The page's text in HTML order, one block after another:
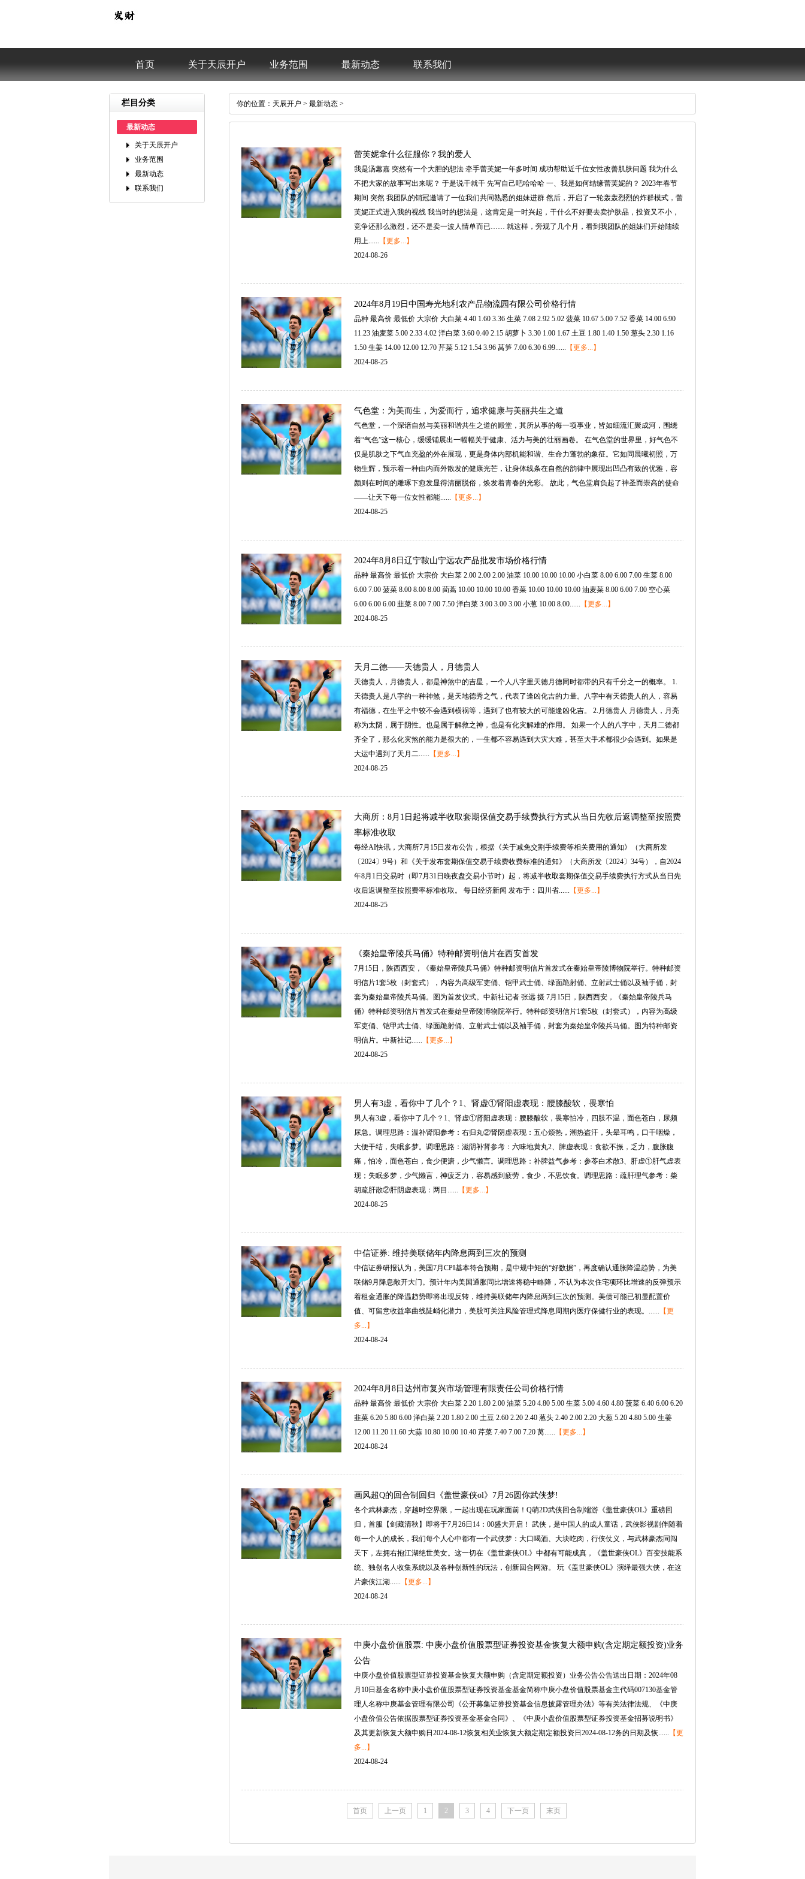
首页 关于天辰开户 业务范围 最新动态 联系我们
栏目分类
最新动态
关于天辰开户
业务范围
最新动态
联系我们
你的位置： 天辰开户 > 最新动态 >
蕾芙妮拿什么征服你？我的爱人
我是汤蕙嘉突然有一个大胆的想法牵手蕾芙妮一年多时间成功帮助近千位女性改善肌肤问题我为什么
不把大家的故事写出来呢？于是说干就干先写自己吧哈哈哈一、我是如何结缘蕾芙妮的？2023年春节
期间突然我团队的销冠邀请了一位我们共同熟悉的姐妹进群然后，开启了一轮轰轰烈烈的炸群模式，蕾
芙妮正式进入我的视线我当时的想法是，这肯定是一时兴起，干什么不好要去卖护肤品，投资又不小，
竞争还那么激烈，还不是卖一波人情单而已……就这样，旁观了几个月，看到我团队的姐妹们开始陆续
用上...... 【更多...】
2024-08-26
2024年8月19日中国寿光地利农产品物流园有限公司价格行情
品种最高价最低价大宗价大白菜4.401.603.36生菜7.082.925.02菠菜10.675.007.52香菜14.006.90
11.23油麦菜5.002.334.02洋白菜3.600.402.15胡萝卜3.301.001.67土豆1.801.401.50葱头2.301.16
1.50生姜14.0012.0012.70芹菜5.121.543.96莴笋7.006.306.99...... 【更多...】
2024-08-25
气色堂：为美而生，为爱而行，追求健康与美丽共生之道
气色堂，一个深谙自然与美丽和谐共生之道的殿堂，其所从事的每一项事业，皆如细流汇聚成河，围绕
着“气色”这一核心，缓缓铺展出一幅幅关于健康、活力与美的壮丽画卷。在气色堂的世界里，好气色不
仅是肌肤之下气血充盈的外在展现，更是身体内部机能和谐、生命力蓬勃的象征。它如同晨曦初照，万
物生辉，预示着一种由内而外散发的健康光芒，让身体线条在自然的韵律中展现出凹凸有致的优雅，容
颜则在时间的雕琢下愈发显得清丽脱俗，焕发着青春的光彩。故此，气色堂肩负起了神圣而崇高的使命
——让天下每一位女性都能...... 【更多...】
2024-08-25
2024年8月8日辽宁鞍山宁远农产品批发市场价格行情
品种最高价最低价大宗价大白菜2.002.002.00油菜10.0010.0010.00小白菜8.006.007.00生菜8.00
6.007.00菠菜8.008.008.00茼蒿10.0010.0010.00香菜10.0010.0010.00油麦菜8.006.007.00空心菜
6.006.006.00韭菜8.007.007.50洋白菜3.003.003.00小葱10.008.00...... 【更多...】
2024-08-25
天月二德——天德贵人，月德贵人
天德贵人，月德贵人，都是神煞中的吉星，一个人八字里天德月德同时都带的只有千分之一的概率。1.
天德贵人是八字的一种神煞，是天地德秀之气，代表了逢凶化吉的力量。八字中有天德贵人的人，容易
有福德，在生平之中较不会遇到横祸等，遇到了也有较大的可能逢凶化吉。2.月德贵人月德贵人，月亮
称为太阴，属于阴性。也是属于解救之神，也是有化灾解难的作用。如果一个人的八字中，天月二德都
齐全了，那么化灾煞的能力是很大的，一生都不容易遇到大灾大难，甚至大手术都很少会遇到。如果是
大运中遇到了天月二...... 【更多...】
2024-08-25
大商所：8月1日起将减半收取套期保值交易手续费执行方式从当日先收后返调整至按照费
率标准收取
每经AI快讯，大商所7月15日发布公告，根据《关于减免交割手续费等相关费用的通知》（大商所发
〔2024〕9号）和《关于发布套期保值交易手续费收费标准的通知》（大商所发〔2024〕34号），自2024
年8月1日交易时（即7月31日晚夜盘交易小节时）起，将减半收取套期保值交易手续费执行方式从当日先
收后返调整至按照费率标准收取。每日经济新闻发布于：四川省...... 【更多...】
2024-08-25
《秦始皇帝陵兵马俑》特种邮资明信片在西安首发
7月15日，陕西西安，《秦始皇帝陵兵马俑》特种邮资明信片首发式在秦始皇帝陵博物院举行。特种邮资
明信片1套5枚（封套式），内容为高级军吏俑、铠甲武士俑、绿面跪射俑、立射武士俑以及袖手俑，封
套为秦始皇帝陵兵马俑。图为首发仪式。中新社记者张远摄7月15日，陕西西安，《秦始皇帝陵兵马
俑》特种邮资明信片首发式在秦始皇帝陵博物院举行。特种邮资明信片1套5枚（封套式），内容为高级
军吏俑、铠甲武士俑、绿面跪射俑、立射武士俑以及袖手俑，封套为秦始皇帝陵兵马俑。图为特种邮资
明信片。中新社记...... 【更多...】
2024-08-25
男人有3虚，看你中了几个？1、肾虚①肾阳虚表现：腰膝酸软，畏寒怕
男人有3虚，看你中了几个？1、肾虚①肾阳虚表现：腰膝酸软，畏寒怕冷，四肢不温，面色苍白，尿频
尿急。调理思路：温补肾阳参考：右归丸②肾阴虚表现：五心烦热，潮热盗汗，头晕耳鸣，口干咽燥，
大便干结，失眠多梦。调理思路：滋阴补肾参考：六味地黄丸2、脾虚表现：食欲不振，乏力，腹胀腹
痛，怕冷，面色苍白，食少便溏，少气懒言。调理思路：补脾益气参考：参苓白术散3、肝虚①肝气虚表
现；失眠多梦，少气懒言，神疲乏力，容易感到疲劳，食少，不思饮食。调理思路：疏肝理气参考：柴
胡疏肝散②肝阴虚表现：两目...... 【更多...】
2024-08-25
中信证券:维持美联储年内降息两到三次的预测
中信证券研报认为，美国7月CPI基本符合预期，是中规中矩的“好数据”，再度确认通胀降温趋势，为美
联储9月降息敞开大门。预计年内美国通胀同比增速将稳中略降，不认为本次住宅项环比增速的反弹预示
着租金通胀的降温趋势即将出现反转，维持美联储年内降息两到三次的预测。美债可能已初显配置价
值、可留意收益率曲线陡峭化潜力，美股可关注风险管理式降息周期内医疗保健行业的表现。...... 【更
多...】
2024-08-24
2024年8月8日达州市复兴市场管理有限责任公司价格行情
品种最高价最低价大宗价大白菜2.201.802.00油菜5.204.805.00生菜5.004.604.80菠菜6.406.006.20
韭菜6.205.806.00洋白菜2.201.802.00土豆2.602.202.40葱头2.402.002.20大葱5.204.805.00生姜
12.0011.2011.60大蒜10.8010.0010.40芹菜7.407.007.20莴...... 【更多...】
2024-08-24
画风超Q的回合制回归《盖世豪侠ol》7月26圆你武侠梦!
各个武林豪杰，穿越时空界限，一起出现在玩家面前！Q萌2D武侠回合制端游《盖世豪侠OL》重磅回
归，首服【剑藏清秋】即将于7月26日14：00盛大开启！武侠，是中国人的成人童话，武侠影视剧伴随着
每一个人的成长，我们每个人心中都有一个武侠梦：大口喝酒、大块吃肉，行侠仗义，与武林豪杰同闯
天下，左拥右抱江湖绝世美女。这一切在《盖世豪侠OL》中都有可能成真，《盖世豪侠OL》百变技能系
统、独创名人收集系统以及各种创新性的玩法，创新回合网游。玩《盖世豪侠OL》演绎最强大侠，在这
片豪侠江湖...... 【更多...】
2024-08-24
中庚小盘价值股票:中庚小盘价值股票型证券投资基金恢复大额申购(含定期定额投资)业务
公告
中庚小盘价值股票型证券投资基金恢复大额申购（含定期定额投资）业务公告公告送出日期：2024年08
月10日基金名称中庚小盘价值股票型证券投资基金基金简称中庚小盘价值股票基金主代码007130基金管
理人名称中庚基金管理有限公司《公开募集证券投资基金信息披露管理办法》等有关法律法规、《中庚
小盘价值公告依据股票型证券投资基金基金合同》、《中庚小盘价值股票型证券投资基金招募说明书》
及其更新恢复大额申购日2024-08-12恢复相关业恢复大额定期定额投资日2024-08-12务的日期及恢...... 【更
多...】
2024-08-24
首页 上一页 1 2 3 4 下一页 末页